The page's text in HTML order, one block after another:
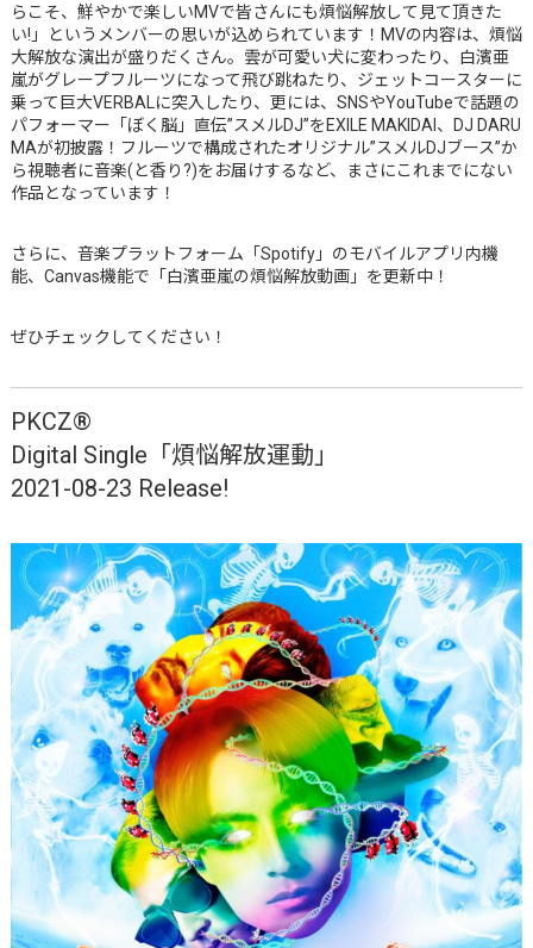
らこそ、鮮やかで楽しいMVで皆さんにも煩悩解放して見て頂きた
い!」というメンバーの思いが込められています！MVの内容は、煩悩
大解放な演出が盛りだくさん。雲が可愛い犬に変わったり、白濱亜
嵐がグレープフルーツになって飛び跳ねたり、ジェットコースターに
乗って巨大VERBALに突入したり、更には、SNSやYouTubeで話題の
パフォーマー「ぼく脳」直伝”スメルDJ”をEXILE MAKIDAI、DJ DARU
MAが初披露！フルーツで構成されたオリジナル”スメルDJブース”か
ら視聴者に音楽(と香り?)をお届けするなど、まさにこれまでにない
作品となっています！
さらに、音楽プラットフォーム「Spotify」のモバイルアプリ内機
能、Canvas機能で「白濱亜嵐の煩悩解放動画」を更新中！
ぜひチェックしてください！
PKCZ®
Digital Single「煩悩解放運動」
2021-08-23 Release!